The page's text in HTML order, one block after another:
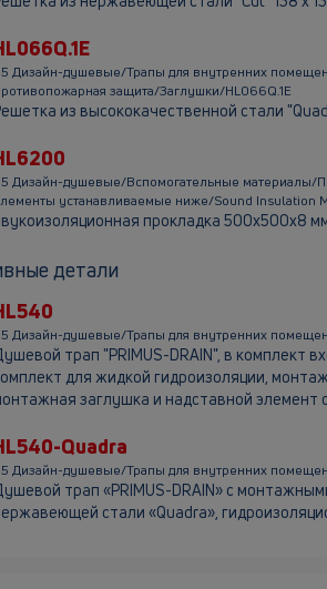
Дизайн-душевые/Трапы для внутренних
защита/Заглушки/HL066Q.1E
из высококачественной стали
Дизайн-душевые/Вспомогательные материалы/
устанавливаемые ниже/Sound Insulation
прокладка 500х500х8
детали
Дизайн-душевые/Трапы для внутренних
трап "PRIMUS-DRAIN", в комплект
для жидкой гидроизоляции,
заглушка и надставной элемент
Quadra
Дизайн-душевые/Трапы для внутренних
трап «PRIMUS-DRAIN» с
стали «Quadra»,